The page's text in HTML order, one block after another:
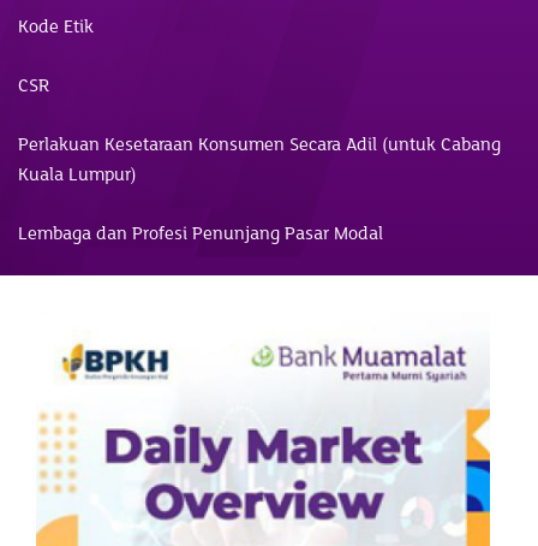
Kode Etik
CSR
Perlakuan Kesetaraan Konsumen Secara Adil (untuk Cabang
Kuala Lumpur)
Lembaga dan Profesi Penunjang Pasar Modal